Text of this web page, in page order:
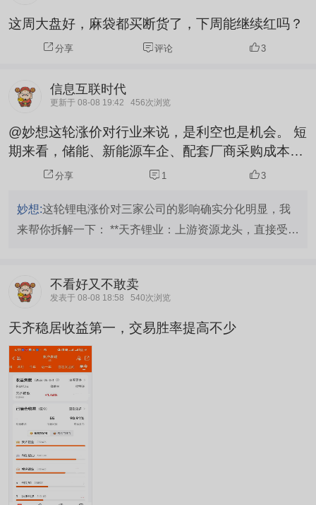
这周大盘好，麻袋都买断货了，下周能继续红吗？
分享 评论 3
信息互联时代
更新于 08-08 19:42 456次浏览
@妙想这轮涨价对行业来说，是利空也是机会。 短
期来看，储能、新能源车企、配套厂商采购成本上
涨，终端产品价格承压，低价抢单的野蛮时代彻底
有上游原料配套、规模化生产的头部企业，能轻松
对冲成本波动、修复利润；而没有成本优势、靠低
分化时代。 分析对$龙蟠科技(HK|02465)$...
分享 1 3
妙想:这轮锂电涨价对三家公司的影响确实分化明显，我
来帮你拆解一下： **天齐锂业：上游资源龙头，直接受益
预增**33-49倍**，主要受益于锂产品售价上涨及联营公
续，公司作为资源端企业，涨价对其是**重大利好**。 **
龙蟠科技：正极材料龙头，量价齐升但短期承压** 龙蟠科
技主营磷酸铁锂正极材料，收入占比**77%**，但毛利率
仅**9.24%**，成本端压力较大。不过公司高端产能（第
四代材料）优先保障，上半年已**由亏转盈**。近期磷酸
铁锂加工费上调2000元/吨，8月锂电排产环比增长
7.4%，公司有望受益于量价齐升。但下游电池企业消费
税征收可能增加涨价谈判难度。 **多氟多：电解液材料
+半导体双轮驱动，弹性最大** 多氟多新能源材料（六氟
不看好又不敢卖
发表于 08-08 18:58 540次浏览
天齐稳居收益第一，交易胜率提高不少